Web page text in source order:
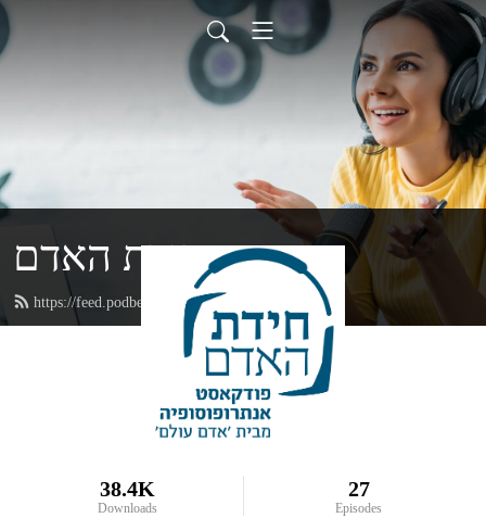
חידת האדם
https://feed.podbean.com/adamolam/feed.xml
38.4K
Downloads
27
Episodes